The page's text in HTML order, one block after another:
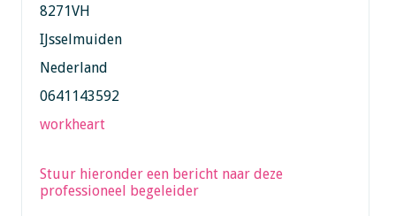
8271VH
IJsselmuiden
Nederland
0641143592
workheart
Stuur hieronder een bericht naar deze
professioneel begeleider